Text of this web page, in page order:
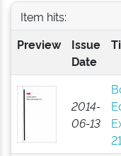
Item hits:
Preview
Issue
Date
2014-
06-13
21